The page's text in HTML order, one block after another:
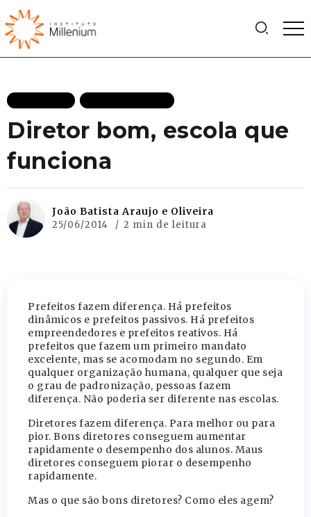
Diretor bom, escola que
funciona
João Batista Araujo e Oliveira
25/06/2014 2 min de leitura
Prefeitos fazem diferença. Há prefeitos
dinâmicos e prefeitos passivos. Há prefeitos
empreendedores e prefeitos reativos. Há
prefeitos que fazem um primeiro mandato
excelente, mas se acomodam no segundo. Em
qualquer organização humana, qualquer que seja
o grau de padronização, pessoas fazem
diferença. Não poderia ser diferente nas escolas.
Diretores fazem diferença. Para melhor ou para
pior. Bons diretores conseguem aumentar
rapidamente o desempenho dos alunos. Maus
diretores conseguem piorar o desempenho
rapidamente.
Mas o que são bons diretores? Como eles agem?